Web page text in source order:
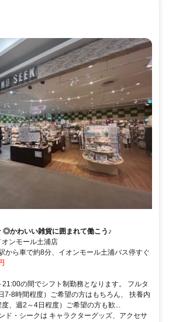
かわいい雑貨に囲まれて働こう♪
ンモール土浦店
から車で約8分、イオンモール土浦バス停すぐ
の間でシフト制勤務となります。 フルタ
7-8時間程度）ご希望の方はもちろん、 扶養内
、週2～4日程度）ご希望の方も歓...
ド・シークは キャラクターグッズ、アクセサ